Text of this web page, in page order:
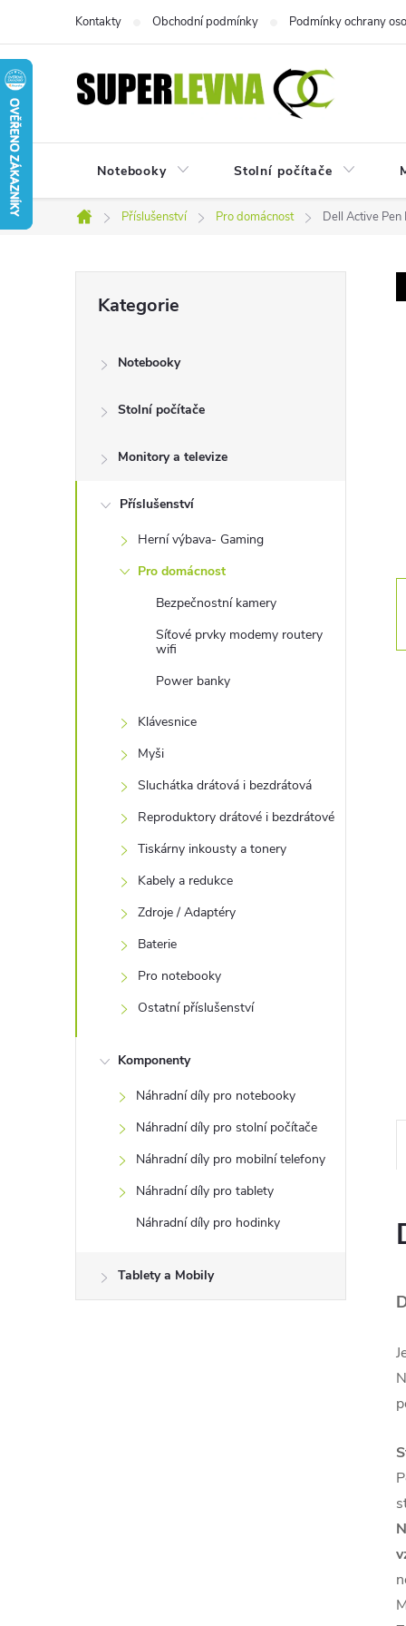
obsah
Kontakty Obchodní podmínky Podmínky ochrany
Notebooky Stolní počítače
Domů
Příslušenství Pro domácnost Dell Active
r
kategorie
Kategorie
Notebooky
Stolní počítače
Monitory a televize
Příslušenství
Herní výbava- Gaming
Pro domácnost
Bezpečnostní kamery
Síťové prvky modemy routery
wifi
Power banky
Klávesnice
Myši
Sluchátka drátová i bezdrátová
Reproduktory drátové i bezdrátové
Tiskárny inkousty a tonery
Kabely a redukce
Zdroje / Adaptéry
Baterie
Pro notebooky
Ostatní příslušenství
Komponenty
Náhradní díly pro notebooky
Náhradní díly pro stolní počítače
Náhradní díly pro mobilní telefony
Náhradní díly pro tablety
Náhradní díly pro hodinky
Tablety a Mobily